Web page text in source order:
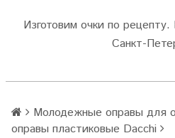
Изготовим очки по
Санкт-
Молодежные оправы для
оправы пластиковые Dacchi